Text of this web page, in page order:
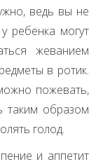
ведь вы не
ребенка могут
жеванием
в ротик.
пожевать,
таким образом
голод.
и аппетит